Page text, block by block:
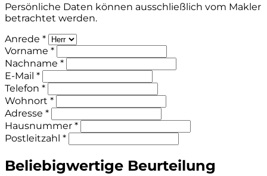
Persönliche Daten können ausschließlich vom Makler
betrachtet werden.
Anrede *
Vorname *
Nachname *
E-Mail *
Telefon *
Wohnort *
Adresse *
Hausnummer *
Postleitzahl *
Beliebigwertige Beurteilung